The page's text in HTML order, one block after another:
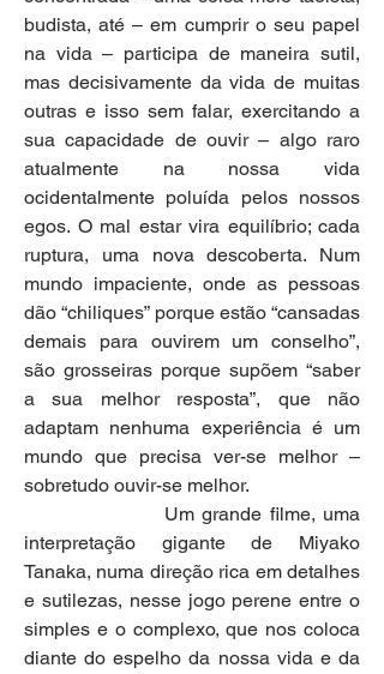
budista, até – em cumprir o seu papel
na vida – participa de maneira sutil,
mas decisivamente da vida de muitas
outras e isso sem falar, exercitando a
sua capacidade de ouvir – algo raro
atualmente na nossa vida
ocidentalmente poluída pelos nossos
egos. O mal estar vira equilíbrio; cada
ruptura, uma nova descoberta. Num
mundo impaciente, onde as pessoas
dão “chiliques” porque estão “cansadas
demais para ouvirem um conselho”,
são grosseiras porque supõem “saber
a sua melhor resposta”, que não
adaptam nenhuma experiência é um
mundo que precisa ver-se melhor –
sobretudo ouvir-se melhor.
Um grande filme, uma
interpretação gigante de Miyako
Tanaka, numa direção rica em detalhes
e sutilezas, nesse jogo perene entre o
simples e o complexo, que nos coloca
diante do espelho da nossa vida e da